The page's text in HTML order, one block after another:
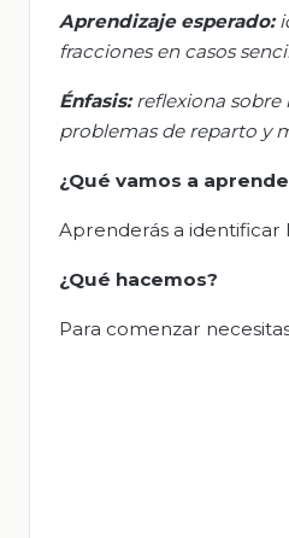
Aprendizaje esperado: i
fracciones en casos
Énfasis: reflexiona sobre
problemas de reparto y
¿Qué vamos a
Aprenderás a identificar
¿Qué hacemos?
Para comenzar